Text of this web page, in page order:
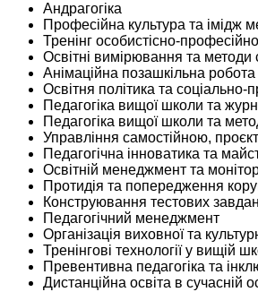
Андрагогіка
Професійна культура та імідж
Тренінг особистісно-
Освітні вимірювання та методи
Анімаційна позашкільна робота
Освітня політика та соціально-
Педагогіка вищої школи та
Педагогіка вищої школи та
Управління самостійною,
Педагогічна інноватика та
Освітній менеджмент та
Протидія та попередження
Конструювання тестових
Педагогічний менеджмент
Організація виховної та
Тренінгові технології у вищій
Превентивна педагогіка та
Дистанційна освіта в сучасній